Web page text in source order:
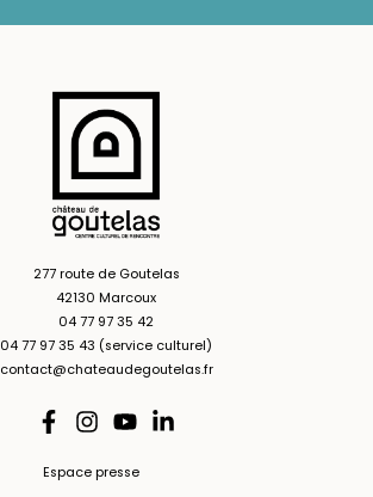
277 route de Goutelas
42130 Marcoux
04 77 97 35 42
04 77 97 35 43 (service culturel)
contact@chateaudegoutelas.fr
Espace presse